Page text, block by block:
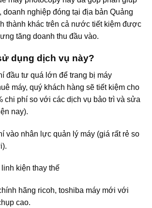
doanh nghiệp đóng tại địa bản Quảng
thành khác trên cả nước tiết kiệm được
tăng doanh thu đầu vào.
dụng dịch vụ này?
đầu tư quá lớn để trang bị máy
máy, quý khách hàng sẽ tiết kiệm cho
chi phí so với các dịch vụ bảo trì và sửa
nay).
vào nhân lực quản lý máy (giá rất rẻ so
kiện thay thế
hãng ricoh, toshiba máy mới với
cao.